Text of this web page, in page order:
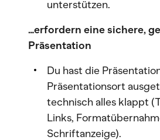
unterstützen.
…erfordern eine sichere,
Präsentation
Du hast die
Präsentationsort
technisch alles klappt
Links,
Schriftanzeige).